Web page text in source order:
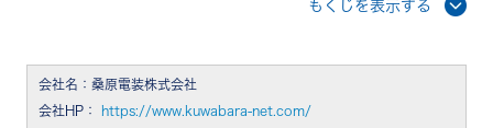
もくじを表示する
会社名：桑原電装株式会社
会社HP： https://www.kuwabara-net.com/